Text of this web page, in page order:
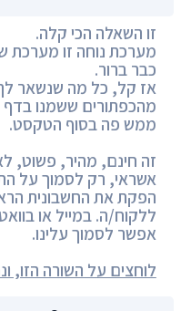
זו השאלה הכי קלה.
מערכת נוחה זו מערכת
כבר ברור.
אז קל, כל מה שנשאר
מהכפתורים ששמנו
ממש פה בסוף הטקסט.
זה חינם, מהיר, פשוט,
אשראי, רק לסמוך על
הפקת את החשבונית
ללקוח/ה. במייל או
אפשר לסמוך עלינו.
לוחצים על השורה הזו,